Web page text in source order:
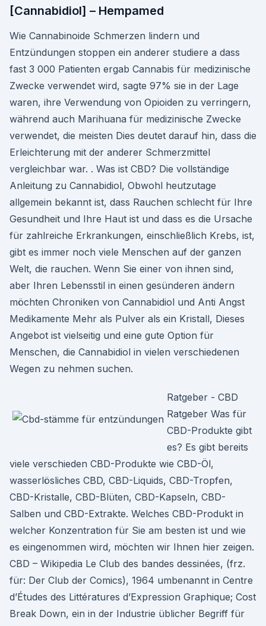
[Cannabidiol] – Hempamed
Wie Cannabinoide Schmerzen lindern und
Entzündungen stoppen ein anderer studiere a dass
fast 3 000 Patienten ergab Cannabis für medizinische
Zwecke verwendet wird, sagte 97% sie in der Lage
waren, ihre Verwendung von Opioiden zu verringern,
während auch Marihuana für medizinische Zwecke
verwendet, die meisten Dies deutet darauf hin, dass die
Erleichterung mit der anderer Schmerzmittel
vergleichbar war. . Was ist CBD? Die vollständige
Anleitung zu Cannabidiol, Obwohl heutzutage
allgemein bekannt ist, dass Rauchen schlecht für Ihre
Gesundheit und Ihre Haut ist und dass es die Ursache
für zahlreiche Erkrankungen, einschließlich Krebs, ist,
gibt es immer noch viele Menschen auf der ganzen
Welt, die rauchen. Wenn Sie einer von ihnen sind,
aber Ihren Lebensstil in einen gesünderen ändern
möchten Chroniken von Cannabidiol und Anti Angst
Medikamente Mehr als Pulver als ein Kristall, Dieses
Angebot ist vielseitig und eine gute Option für
Menschen, die Cannabidiol in vielen verschiedenen
Wegen zu nehmen suchen.
Ratgeber - CBD
Ratgeber Was für
CBD-Produkte gibt
es? Es gibt bereits
viele verschieden CBD-Produkte wie CBD-Öl,
wasserlösliches CBD, CBD-Liquids, CBD-Tropfen,
CBD-Kristalle, CBD-Blüten, CBD-Kapseln, CBD-
Salben und CBD-Extrakte. Welches CBD-Produkt in
welcher Konzentration für Sie am besten ist und wie
es eingenommen wird, möchten wir Ihnen hier zeigen.
CBD – Wikipedia Le Club des bandes dessinées, (frz.
für: Der Club der Comics), 1964 umbenannt in Centre
d’Études des Littératures d’Expression Graphique; Cost
Break Down, ein in der Industrie üblicher Begriff für